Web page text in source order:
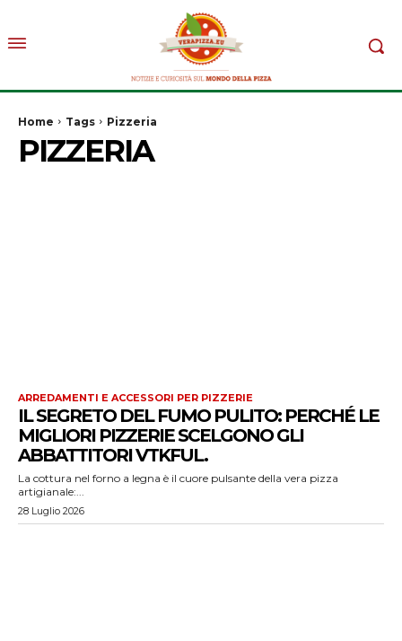
Home Tags Pizzeria
PIZZERIA
ARREDAMENTI E ACCESSORI PER PIZZERIE
IL SEGRETO DEL FUMO PULITO: PERCHÉ LE
MIGLIORI PIZZERIE SCELGONO GLI
ABBATTITORI VTKFUL.
La cottura nel forno a legna è il cuore pulsante della vera pizza
artigianale:...
28 Luglio 2026